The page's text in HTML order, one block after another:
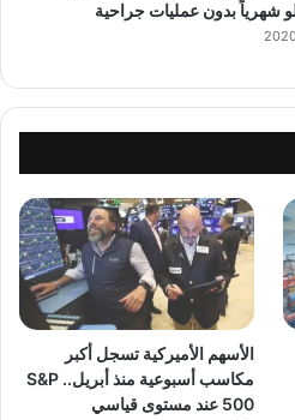
الأسهم الأميركية تسجل أكبر
مكاسب أسبوعية منذ أبريل.. S&P
500 عند مستوى قياسي